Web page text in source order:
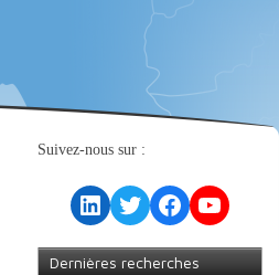
Suivez-nous sur :
LinkedIn
TwitterFacebook
YouTube
Dernières recherches